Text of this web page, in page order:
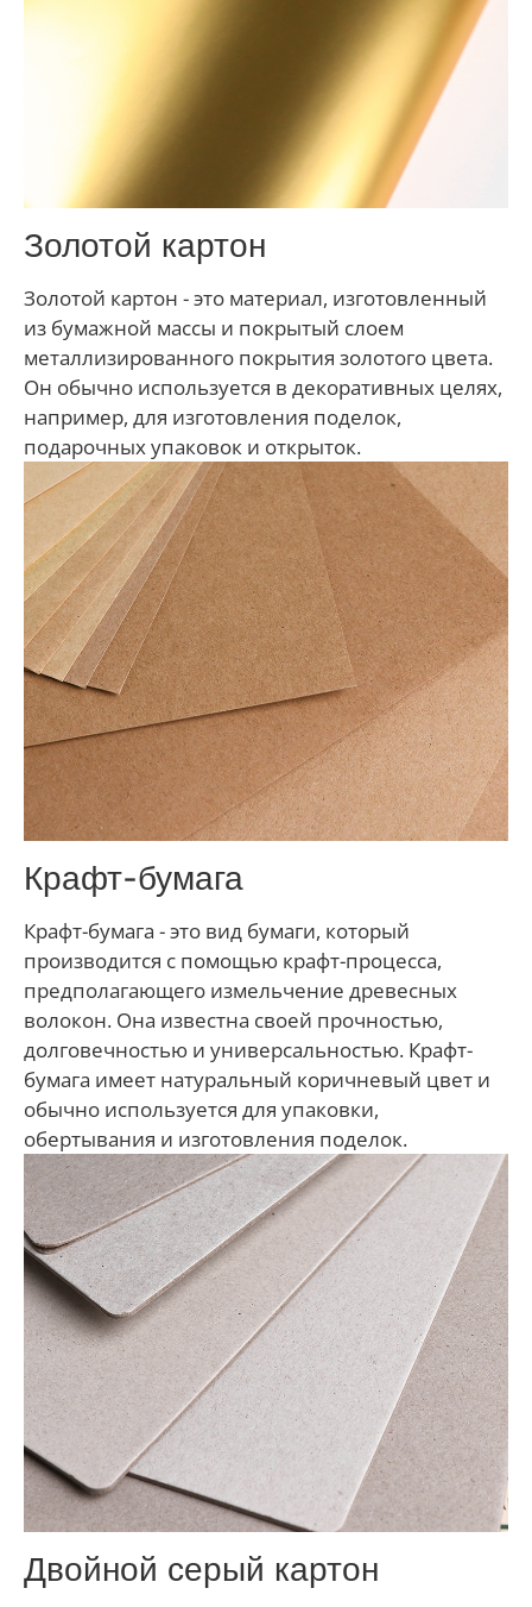
Золотой картон
Золотой картон - это материал, изготовленный
из бумажной массы и покрытый слоем
металлизированного покрытия золотого цвета.
Он обычно используется в декоративных целях,
например, для изготовления поделок,
подарочных упаковок и открыток.
Крафт-бумага
Крафт-бумага - это вид бумаги, который
производится с помощью крафт-процесса,
предполагающего измельчение древесных
волокон. Она известна своей прочностью,
долговечностью и универсальностью. Крафт-
бумага имеет натуральный коричневый цвет и
обычно используется для упаковки,
обертывания и изготовления поделок.
Двойной серый картон